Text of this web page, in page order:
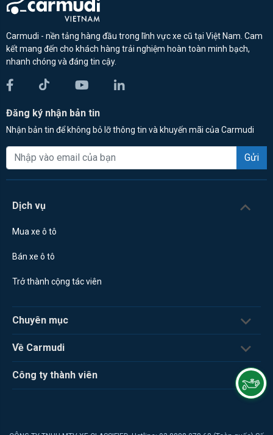
Carmudi - nền tảng hàng đầu trong lĩnh vực xe cũ tại Việt Nam. Cam
kết mang đến cho khách hàng trải nghiệm hoàn toàn minh bạch,
nhanh chóng và đáng tin cậy.
Đăng ký nhận bản tin
Nhận bản tin để không bỏ lỡ thông tin và khuyến mãi của Carmudi
Gửi
Dịch vụ
Mua xe ô tô
Bán xe ô tô
Trở thành cộng tác viên
Chuyên mục
Về Carmudi
Công ty thành viên